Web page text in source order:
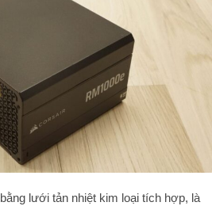
lưới tản nhiệt kim loại tích hợp, là